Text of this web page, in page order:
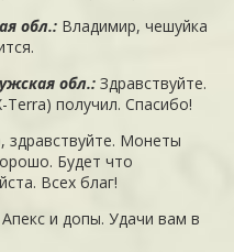
обл.: Владимир, чешуйка
обл.:Здравствуйте.
Terra) получил. Спасибо!
здравствуйте. Монеты
Будет что
Всех благ!
и допы. Удачи вам в